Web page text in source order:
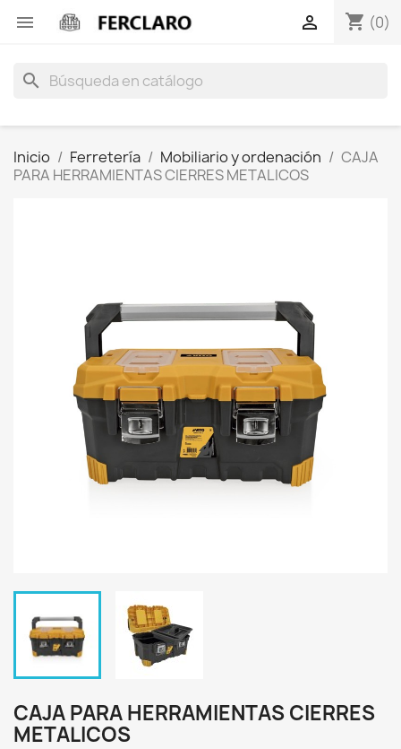
 shopping_cart (0)

search
Inicio Ferretería Mobiliario y ordenación
CAJA
PARA HERRAMIENTAS CIERRES METALICOS
CAJA PARA HERRAMIENTAS CIERRES
METALICOS